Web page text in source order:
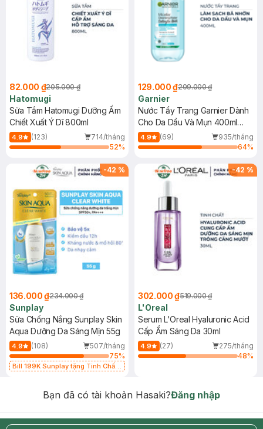
82.000 ₫205.000 ₫
Hatomugi
Sữa Tắm Hatomugi Dưỡng Ẩm
Chiết Xuất Ý Dĩ 800ml
4.9 (123)
714/tháng
52%
129.000 ₫209.000 ₫
Garnier
Nước Tẩy Trang Garnier Dành
Cho Da Dầu Và Mụn 400ml
(Mới)
4.9 (69)
935/tháng
64%
-42 %
136.000 ₫234.000 ₫
Sunplay
Sữa Chống Nắng Sunplay Skin
Aqua Dưỡng Da Sáng Mịn 55g
4.9 (108)
507/tháng
75%
Bill 199K Sunplay tặng Tinh Chất
-42 %
302.000 ₫519.000 ₫
L'Oreal
Serum L'Oreal Hyaluronic Acid
Cấp Ẩm Sáng Da 30ml
4.9 (27)
275/tháng
48%
Bạn đã có tài khoản Hasaki?Đăng nhập